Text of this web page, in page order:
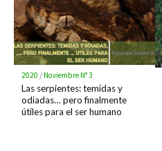
2020 / Noviembre N° 3
Las serpientes: temidas y
odiadas… pero finalmente
útiles para el ser humano